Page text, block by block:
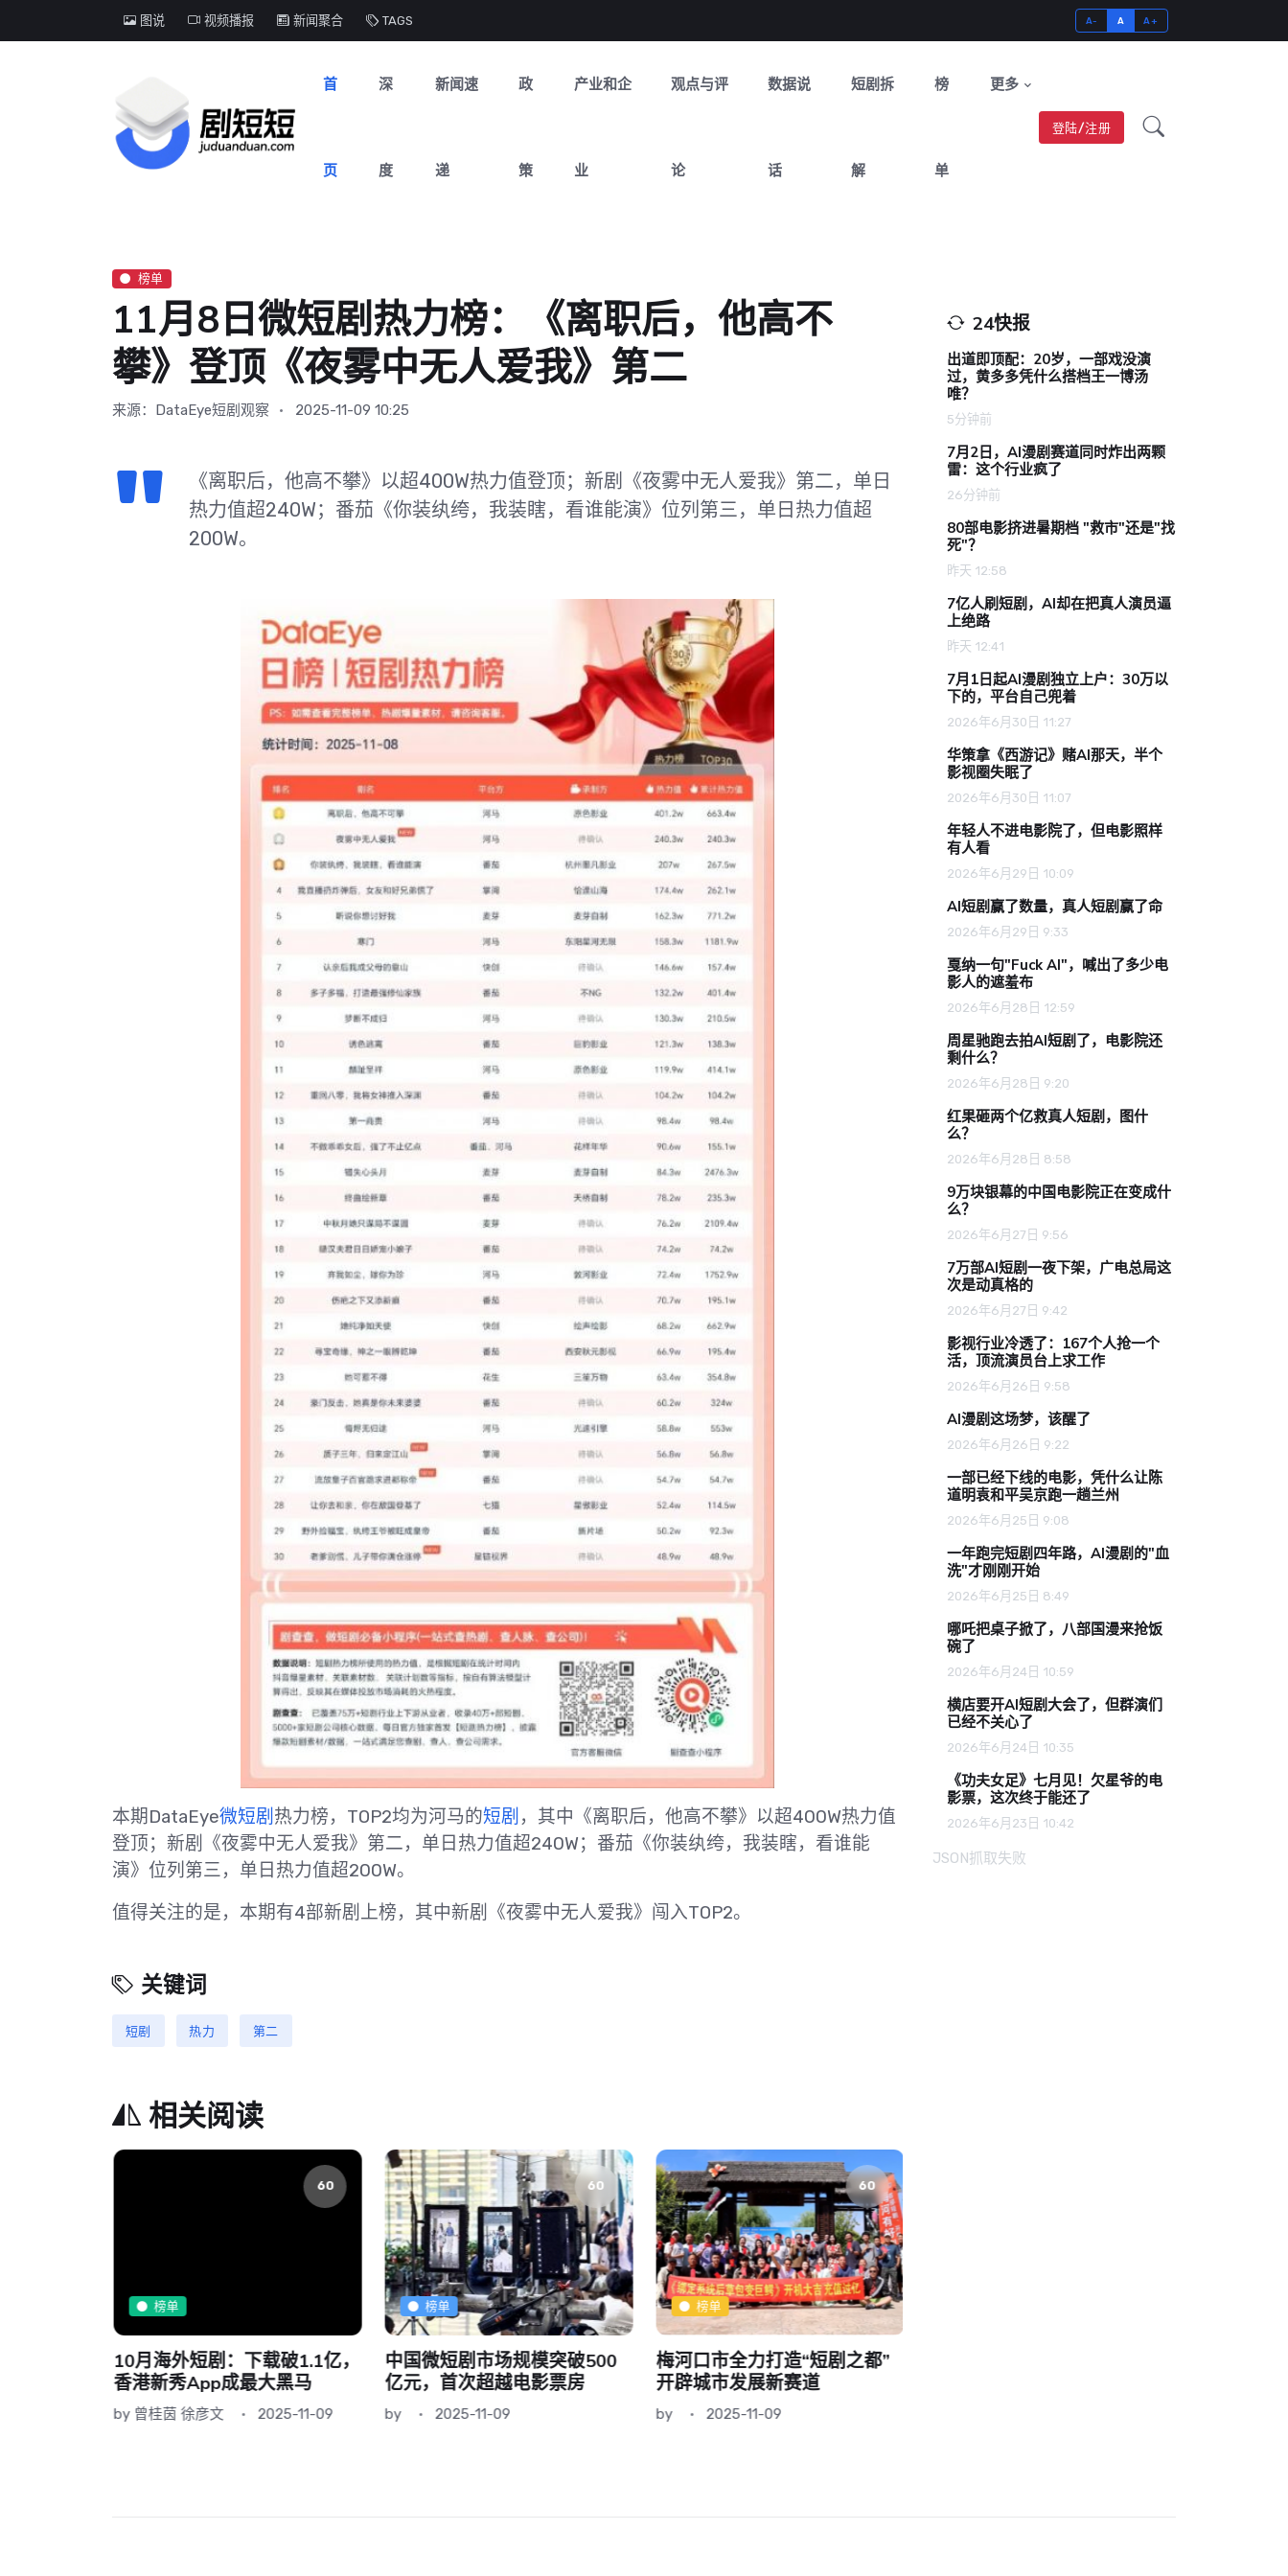
图说 视频播报 新闻聚合 TAGS A- A A+
首
页
深
度
新闻速
递
政
策
产业和企
业
观点与评
论
数据说
话
短剧拆
解
榜
单
更多
登陆/注册
榜单
11月8日微短剧热力榜：《离职后，他高不
攀》登顶《夜雾中无人爱我》第二
来源：DataEye短剧观察 2025-11-09 10:25
《离职后，他高不攀》以超400W热力值登顶；新剧《夜雾中无人爱我》第二，单日
热力值超240W；番茄《你装纨绔，我装瞎，看谁能演》位列第三，单日热力值超
200W。
本期DataEye微短剧 热力榜，TOP2均为河马的短剧 ，其中《离职后，他高不攀》以超400W热力值
登顶；新剧《夜雾中无人爱我》第二，单日热力值超240W；番茄《你装纨绔，我装瞎，看谁能
演》位列第三，单日热力值超200W。
值得关注的是，本期有4部新剧上榜，其中新剧《夜雾中无人爱我》闯入TOP2。
关键词
短剧 热力 第二
相关阅读
60
榜单
10月海外短剧：下载破1.1亿，
香港新秀App成最大黑马
by 曾桂茵 徐彦文 2025-11-09
60
榜单
中国微短剧市场规模突破500
亿元，首次超越电影票房
by 2025-11-09
60
榜单
梅河口市全力打造“短剧之都”
开辟城市发展新赛道
by 2025-11-09
24快报
出道即顶配：20岁，一部戏没演
过，黄多多凭什么搭档王一博汤
唯？
5分钟前
7月2日，AI漫剧赛道同时炸出两颗
雷：这个行业疯了
26分钟前
80部电影挤进暑期档 "救市"还是"找
死"？
昨天 12:58
7亿人刷短剧，AI却在把真人演员逼
上绝路
昨天 12:41
7月1日起AI漫剧独立上户：30万以
下的，平台自己兜着
2026年6月30日 11:27
华策拿《西游记》赌AI那天，半个
影视圈失眠了
2026年6月30日 11:07
年轻人不进电影院了，但电影照样
有人看
2026年6月29日 10:09
AI短剧赢了数量，真人短剧赢了命
2026年6月29日 9:33
戛纳一句"Fuck AI"，喊出了多少电
影人的遮羞布
2026年6月28日 12:59
周星驰跑去拍AI短剧了，电影院还
剩什么？
2026年6月28日 9:20
红果砸两个亿救真人短剧，图什
么？
2026年6月28日 8:58
9万块银幕的中国电影院正在变成什
么？
2026年6月27日 9:56
7万部AI短剧一夜下架，广电总局这
次是动真格的
2026年6月27日 9:42
影视行业冷透了：167个人抢一个
活，顶流演员台上求工作
2026年6月26日 9:58
AI漫剧这场梦，该醒了
2026年6月26日 9:22
一部已经下线的电影，凭什么让陈
道明袁和平吴京跑一趟兰州
2026年6月25日 9:08
一年跑完短剧四年路，AI漫剧的"血
洗"才刚刚开始
2026年6月25日 8:49
哪吒把桌子掀了，八部国漫来抢饭
碗了
2026年6月24日 10:59
横店要开AI短剧大会了，但群演们
已经不关心了
2026年6月24日 10:35
《功夫女足》七月见！欠星爷的电
影票，这次终于能还了
2026年6月23日 10:42
JSON抓取失败